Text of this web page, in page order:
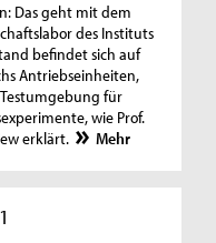
Das geht mit dem
des Instituts
befindet sich auf
Antriebseinheiten,
für
wie Prof.
erklärt.
Mehr